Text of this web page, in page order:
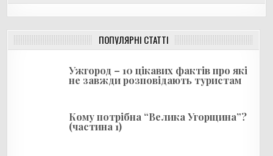
а
ц
і
ПОПУЛЯРНІ СТАТТІ
Ужгород – 10 цікавих фактів про які
не завжди розповідають туристам
Кому потрібна “Велика Угорщина”?
(частина 1)